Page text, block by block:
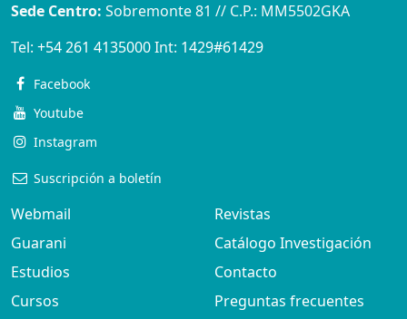
Sede Centro: Sobremonte 81 // C.P.: MM5502GKA
Tel: +54 261 4135000Int: 1429#61429
Facebook
Youtube
Instagram
Suscripción a boletín
Webmail
Guarani
Estudios
Cursos
Revistas
Catálogo Investigación
Contacto
Preguntas frecuentes